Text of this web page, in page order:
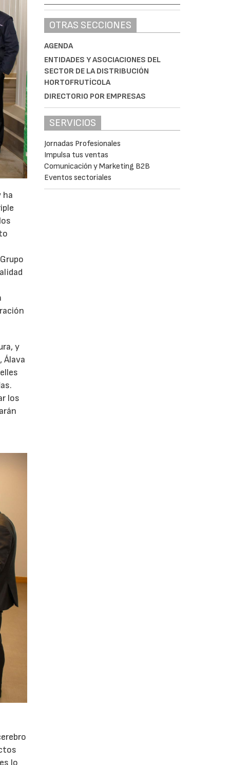
ha
y
Álava
los
lo
OTRAS SECCIONES
AGENDA
ENTIDADES Y ASOCIACIONES DEL
SECTOR DE LA DISTRIBUCIÓN
HORTOFRUTÍCOLA
DIRECTORIO POR EMPRESAS
SERVICIOS
Jornadas Profesionales
Impulsa tus ventas
Comunicación y Marketing B2B
Eventos sectoriales